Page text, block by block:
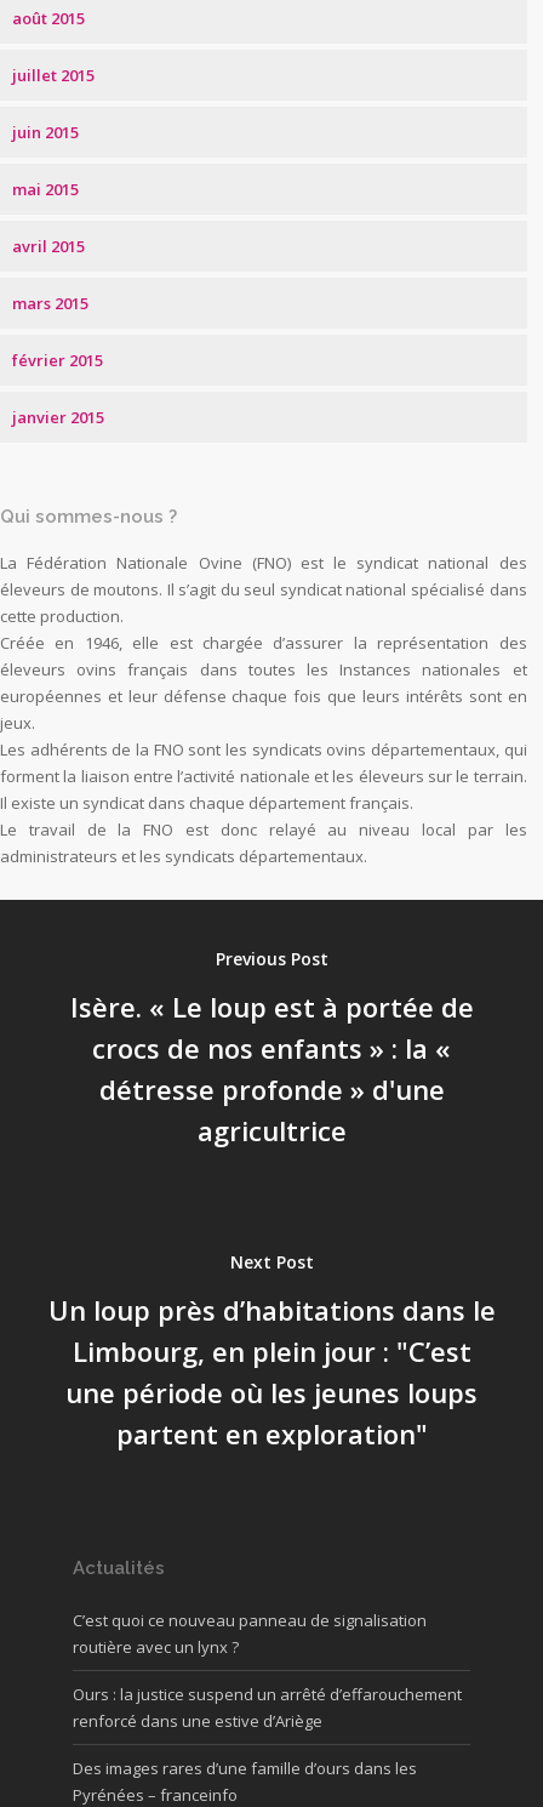
août 2015
juillet 2015
juin 2015
mai 2015
avril 2015
mars 2015
février 2015
janvier 2015
Qui sommes-nous ?
La Fédération Nationale Ovine (FNO) est le syndicat national des
éleveurs de moutons. Il s’agit du seul syndicat national spécialisé dans
cette production.
Créée en 1946, elle est chargée d’assurer la représentation des
éleveurs ovins français dans toutes les Instances nationales et
européennes et leur défense chaque fois que leurs intérêts sont en
jeux.
Les adhérents de la FNO sont les syndicats ovins départementaux, qui
forment la liaison entre l’activité nationale et les éleveurs sur le terrain.
Il existe un syndicat dans chaque département français.
Le travail de la FNO est donc relayé au niveau local par les
administrateurs et les syndicats départementaux.
Previous Post
Isère. « Le loup est à portée de
crocs de nos enfants » : la «
détresse profonde » d'une
agricultrice
Next Post
Un loup près d’habitations dans le
Limbourg, en plein jour : "C’est
une période où les jeunes loups
partent en exploration"
Actualités
C’est quoi ce nouveau panneau de signalisation
routière avec un lynx ?
Ours : la justice suspend un arrêté d’effarouchement
renforcé dans une estive d’Ariège
Des images rares d’une famille d’ours dans les
Pyrénées – franceinfo